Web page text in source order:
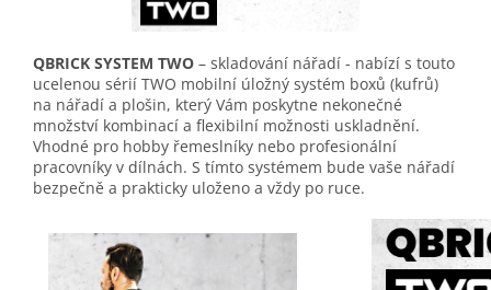
QBRICK SYSTEM TWO – skladování nářadí - nabízí s touto
ucelenou sérií TWO mobilní úložný systém boxů (kufrů)
na nářadí a plošin, který Vám poskytne nekonečné
množství kombinací a flexibilní možnosti uskladnění.
Vhodné pro hobby řemeslníky nebo profesionální
pracovníky v dílnách. S tímto systémem bude vaše nářadí
bezpečně a prakticky uloženo a vždy po ruce.